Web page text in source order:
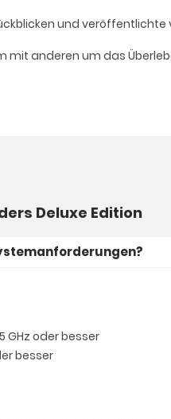
und veröffentlichte
anderen um das
Deluxe Edition
GHz oder besser
besser